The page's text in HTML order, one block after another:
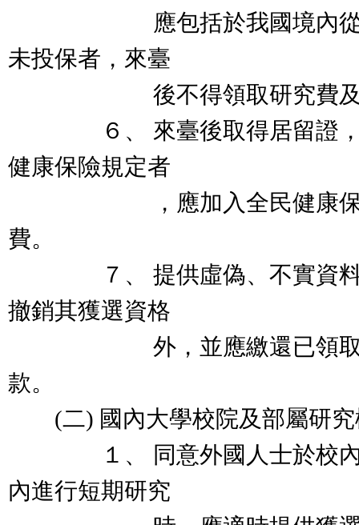
應包括於我國境內從事
未投保者，來臺
後不得領取研究費及機
６、 來臺後取得居留證，
健康保險規定者
，應加入全民健康保險
費。
７、 提供虛偽、不實資料
撤銷其獲選資格
外，並應繳還已領取之
款。
(二) 國內大學校院及部屬研究
１、 同意外國人士於校內
內進行短期研究